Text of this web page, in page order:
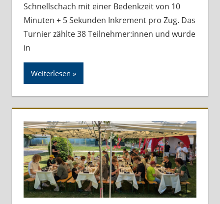
Schnellschach mit einer Bedenkzeit von 10
Minuten + 5 Sekunden Inkrement pro Zug. Das
Turnier zählte 38 Teilnehmer:innen und wurde
in
Weiterlesen